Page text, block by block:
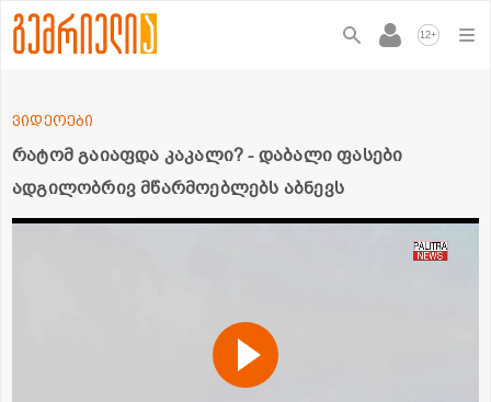
12+
რატომ გაიაფდა კაკალი? - დაბალი ფასები
ადგილობრივ მწარმოებლებს აბნევს
ვიდეოები